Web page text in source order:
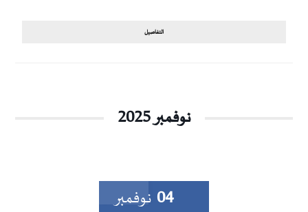
التفاصيل
نوفمبر 2025
04 نوفمبر